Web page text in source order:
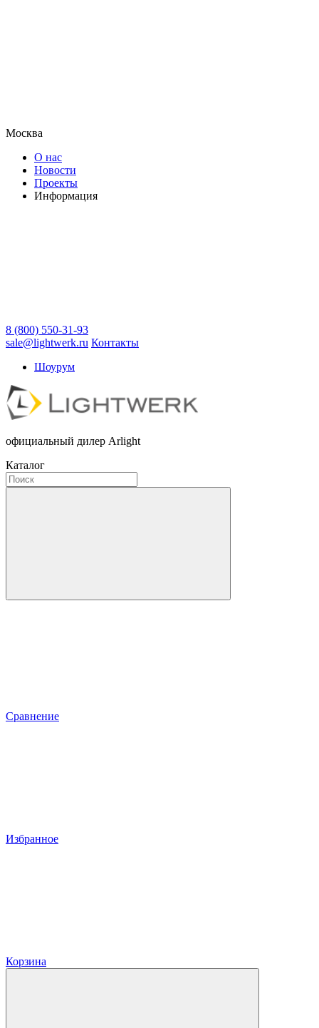
Москва
О нас
Новости
Проекты
Информация
8 (800) 550-31-93
sale@lightwerk.ru Контакты
Шоурум
официальный дилер Arlight
Каталог
Сравнение
Избранное
Корзина